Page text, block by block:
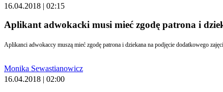
16.04.2018 | 02:15
Aplikant adwokacki musi mieć zgodę patrona i
Monika Sewastianowicz
16.04.2018 | 02:00